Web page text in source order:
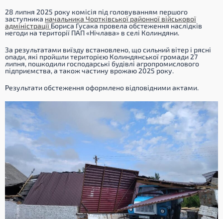
28 липня 2025 року комісія під головуванням першого
заступника начальника Чортківської районної військової
адміністрації Бориса Гусака провела обстеження наслідків
негоди на території ПАП «Нічлава» в селі Колиндяни.
За результатами виїзду встановлено, що сильний вітер і рясні
опади, які пройшли територією Колиндянської громади 27
липня, пошкодили господарські будівлі агропромислового
підприємства, а також частину врожаю 2025 року.
Результати обстеження оформлено відповідними актами.